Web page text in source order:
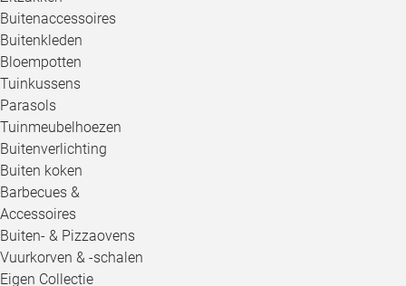
Buitenaccessoires
Buitenkleden
Bloempotten
Tuinkussens
Parasols
Tuinmeubelhoezen
Buitenverlichting
Buiten koken
Barbecues &
Accessoires
Buiten- & Pizzaovens
Vuurkorven & -schalen
Eigen Collectie